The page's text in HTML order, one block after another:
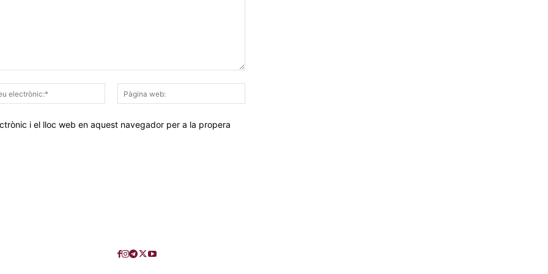
Correu
electrònic:*
web:
i el lloc web en aquest navegador per a la propera